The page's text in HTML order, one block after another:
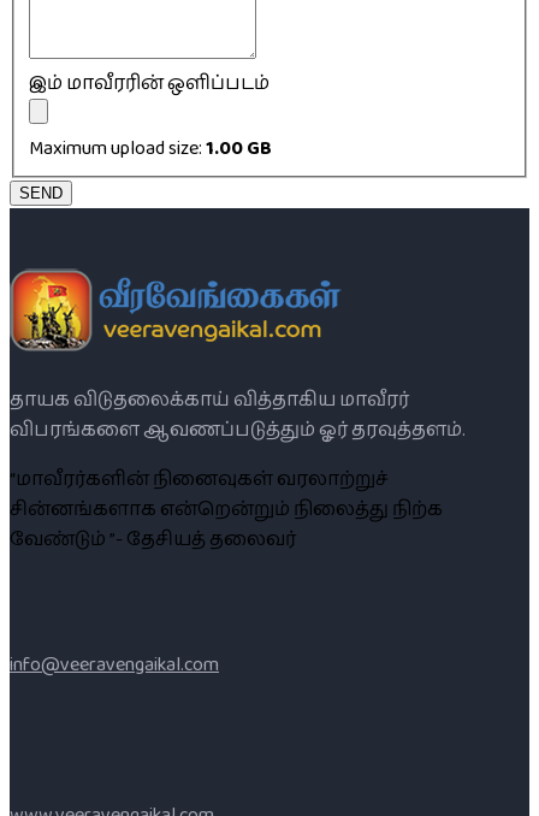
இம் மாவீரரின் ஒளிப்படம்
Maximum upload size:1.00 GB
SEND
தாயக விடுதலைக்காய் வித்தாகிய மாவீரர்
விபரங்களை ஆவணப்படுத்தும் ஓர் தரவுத்தளம்.
“மாவீரர்களின் நினைவுகள் வரலாற்றுச்
சின்னங்களாக என்றென்றும் நிலைத்து நிற்க
வேண்டும் ”- தேசியத் தலைவர்
info@veeravengaikal.com